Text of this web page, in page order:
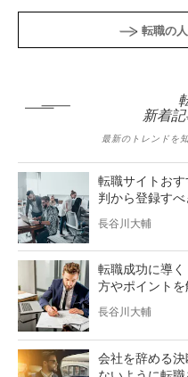
転職の
新着
最新のトレンドを
転職サイトお
判から登録す
長谷川大輔
転職成功に導
方やポイントを
長谷川大輔
会社を辞める